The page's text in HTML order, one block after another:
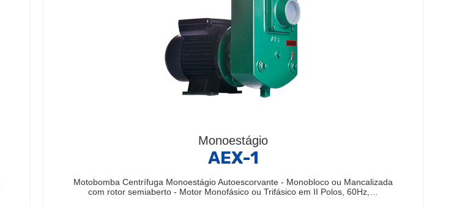
Monoestágio
AEX-1
Motobomba Centrífuga Monoestágio Autoescorvante - Monobloco ou Mancalizada
com rotor semiaberto - Motor Monofásico ou Trifásico em II Polos, 60Hz,…